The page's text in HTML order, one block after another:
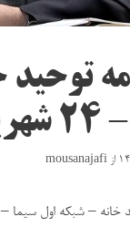
ازmousanajafi
– شبکه اول سیما – ۲۴ شهریور ۱۴۰۲